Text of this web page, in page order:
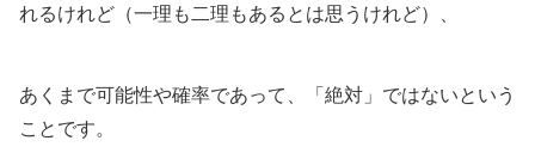
れるけれど（一理も二理もあるとは思うけれど）、
あくまで可能性や確率であって、「絶対」ではないという
ことです。